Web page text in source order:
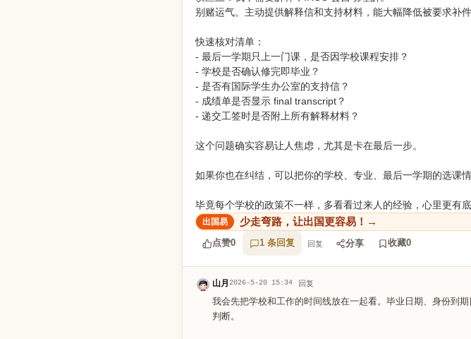
别赌运气。主动提供解释信和支持材料，能大幅降低被要求补件
快速核对清单：
- 最后一学期只上一门课，是否因学校课程安排？
- 学校是否确认修完即毕业？
- 是否有国际学生办公室的支持信？
- 成绩单是否显示 final transcript？
- 递交工签时是否附上所有解释材料？
这个问题确实容易让人焦虑，尤其是卡在最后一步。
如果你也在纠结，可以把你的学校、专业、最后一学期的选课
毕竟每个学校的政策不一样，多看看过来人的经验，心里更有底
少走弯路，让出国更容易！→
点赞0 1 条回复 回复 分享 收藏0
山月 2026-5-20 15:34 回复
我会先把学校和工作的时间线放在一起看。毕业日期、身份到
判断。